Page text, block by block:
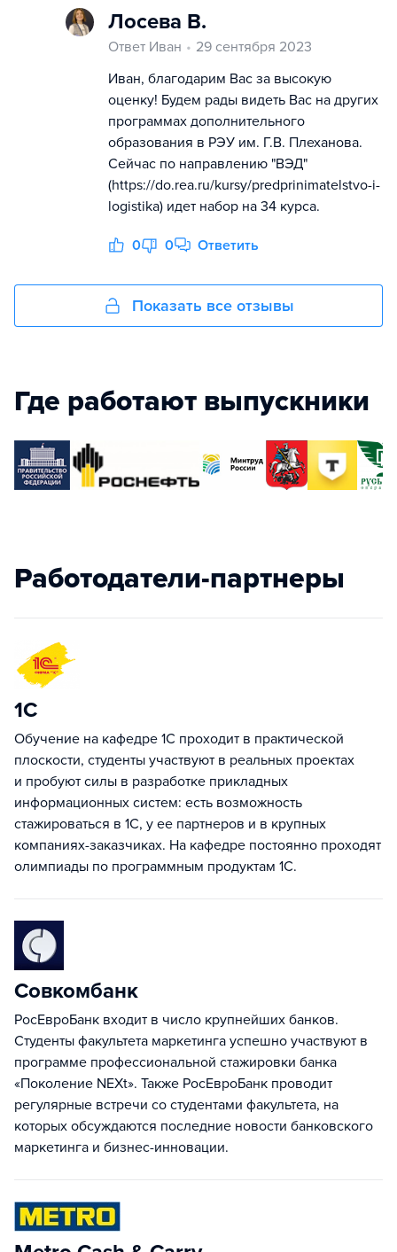
Лосева В.
Ответ Иван
29 сентября 2023
Иван, благодарим Вас за высокую
оценку! Будем рады видеть Вас на других
программах дополнительного
образования в РЭУ им. Г.В. Плеханова.
Сейчас по направлению "ВЭД"
(https://do.rea.ru/kursy/predprinimatelstvo-i-
logistika) идет набор на 34 курса.
0 0 Ответить
Показать все отзывы
Где работают выпускники
Работодатели-партнеры
1С
Обучение на кафедре 1С проходит в практической
плоскости, студенты участвуют в реальных проектах
и пробуют силы в разработке прикладных
информационных систем: есть возможность
стажироваться в 1С, у ее партнеров и в крупных
компаниях-заказчиках. На кафедре постоянно проходят
олимпиады по программным продуктам 1С.
Совкомбанк
РосЕвроБанк входит в число крупнейших банков.
Студенты факультета маркетинга успешно участвуют в
программе профессиональной стажировки банка
«Поколение NEXt». Также РосЕвроБанк проводит
регулярные встречи со студентами факультета, на
которых обсуждаются последние новости банковского
маркетинга и бизнес-инновации.